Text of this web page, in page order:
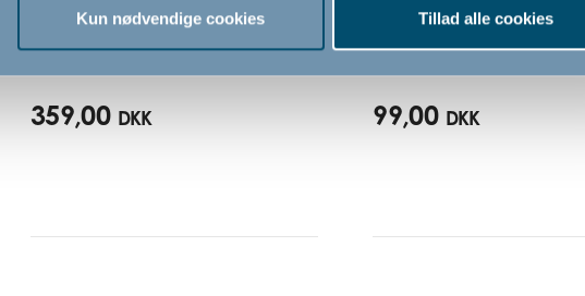
Kun nødvendige cookies Tillad alle cookies
Bébé-jou Click badekar, hvid,
359,00 DKK
Bademåtte 35x55 cm by
99,00 DKK